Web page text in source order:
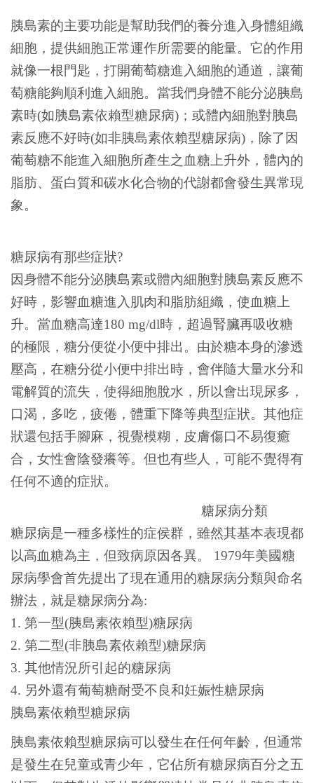
胰島素的主要功能是幫助我們的養分進入身體組織
細胞，提供細胞正常運作所需要的能量。它的作用
就像一根門匙，打開葡萄糖進入細胞的通道，讓葡
萄糖能夠順利進入細胞。當我們身體不能分泌胰島
素時(如胰島素依賴型糖尿病)；或體內細胞對胰島
素反應不好時(如非胰島素依賴型糖尿病)，除了因
葡萄糖不能進入細胞所產生之血糖上升外，體內的
脂肪、蛋白質和碳水化合物的代謝都會發生異常現
象。
糖尿病有那些症狀?
因身體不能分泌胰島素或體內細胞對胰島素反應不
好時，影響血糖進入肌肉和脂肪組織，使血糖上
升。當血糖高達180 mg/dl時，超過腎臟再吸收糖
的極限，糖分便從小便中排出。由於糖本身的滲透
壓高，在糖分從小便中排出時，會伴隨大量水分和
電解質的流失，使得細胞脫水，所以會出現尿多，
口渴，多吃，疲倦，體重下降等典型症狀。其他症
狀還包括手腳麻，視覺模糊，皮膚傷口不易復癒
合，女性會陰發癢等。但也有些人，可能不覺得有
任何不適的症狀。
糖尿病分類
糖尿病是一種多樣性的症侯群，雖然其基本表現都
以高血糖為主，但致病原因各異。 1979年美國糖
尿病學會首先提出了現在通用的糖尿病分類與命名
辦法，就是糖尿病分為:
1. 第一型(胰島素依賴型)糖尿病
2. 第二型(非胰島素依賴型)糖尿病
3. 其他情況所引起的糖尿病
4. 另外還有葡萄糖耐受不良和妊娠性糖尿病
胰島素依賴型糖尿病
胰島素依賴型糖尿病可以發生在任何年齡，但通常
是發生在兒童或青少年，它佔所有糖尿病百分之五